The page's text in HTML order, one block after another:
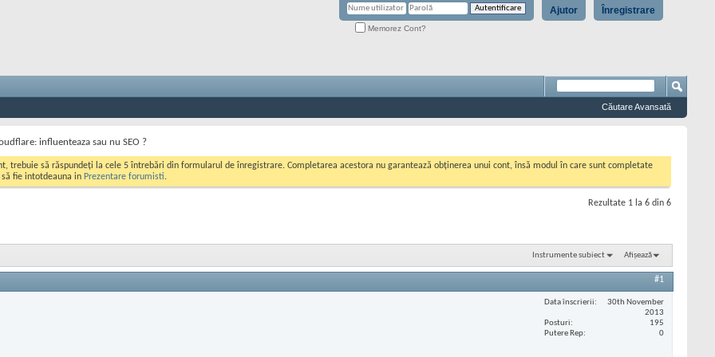
Înregistrare
Ajutor
Memorez Cont?
Căutare Avansată
influenteaza sau nu SEO ?
trebuie să răspundeți la cele 5 întrebări din formularul de înregistrare. Completarea acestora nu garantează obținerea unui cont, însă modul în care sunt completate
fie intotdeauna in Prezentare forumisti.
Rezultate 1 la 6 din 6
Instrumente subiect Afișează
#1
Data înscrierii
30th November
2013
Posturi
195
Putere Rep
0